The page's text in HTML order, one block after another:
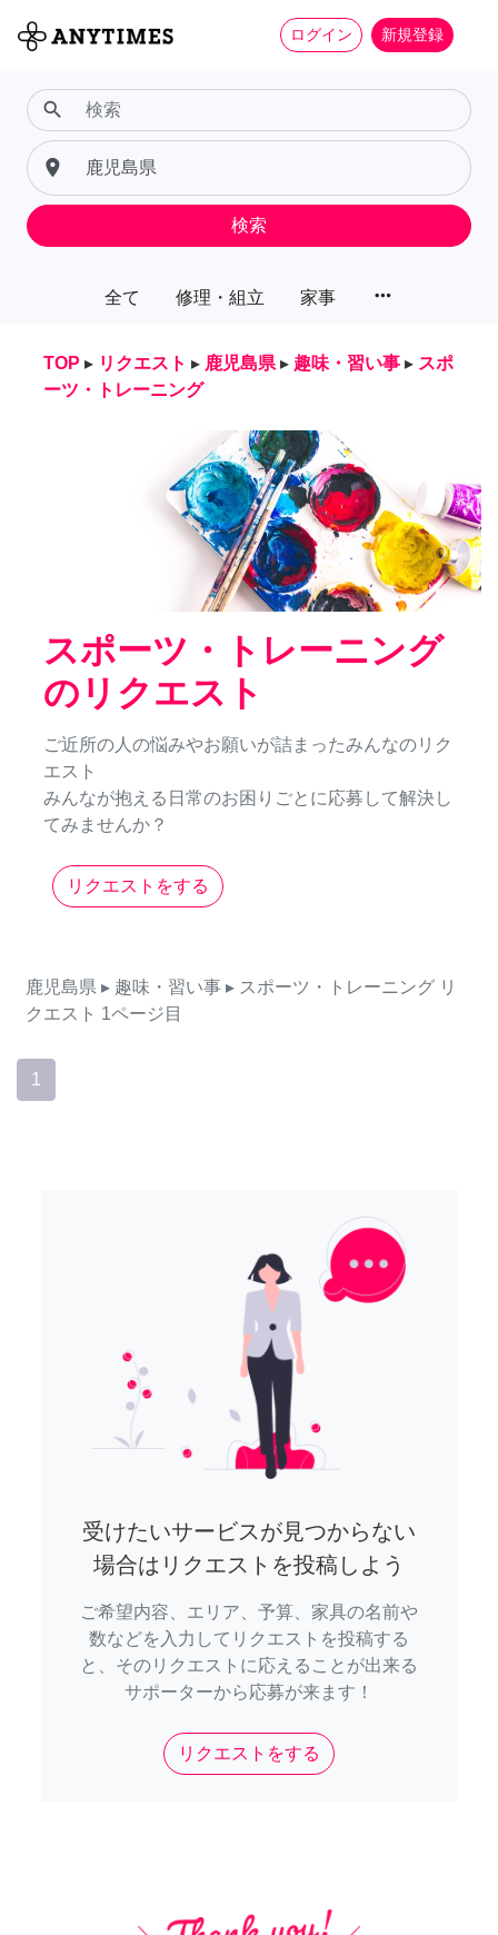
ログイン 新規登録
全て 修理・組立 家事 more_horiz
search
place
検索
TOP ▸ リクエスト ▸ 鹿児島県 ▸ 趣味・習い事 ▸ スポ
ーツ・トレーニング
スポーツ・トレーニング
のリクエスト
ご近所の人の悩みやお願いが詰まったみんなのリク
エスト
みんなが抱える日常のお困りごとに応募して解決し
てみませんか？
リクエストをする
鹿児島県 ▸ 趣味・習い事 ▸ スポーツ・トレーニング リ
クエスト 1ページ目
1
受けたいサービスが見つからない
場合はリクエストを投稿しよう
ご希望内容、エリア、予算、家具の名前や
数などを入力してリクエストを投稿する
と、そのリクエストに応えることが出来る
サポーターから応募が来ます！
リクエストをする